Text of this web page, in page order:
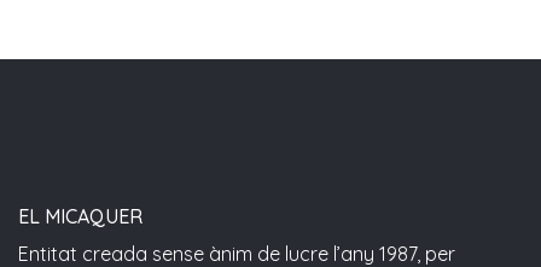
EL MICAQUER
Entitat creada sense ànim de lucre l’any 1987, per